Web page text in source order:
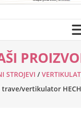
STROJEVI /
vertikulator